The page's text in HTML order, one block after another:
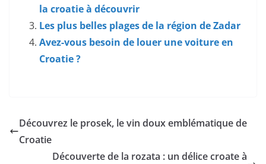
la croatie à découvrir
Les plus belles plages de la région de Zadar
Avez-vous besoin de louer une voiture en
Croatie ?
Découvrez le prosek, le vin doux emblématique de
Croatie
Découverte de la rozata : un délice croate à